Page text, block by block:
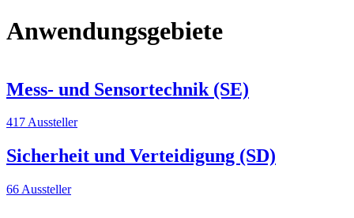
Anwendungsgebiete
Mess- und Sensortechnik (SE)
417 Aussteller
Sicherheit und Verteidigung (SD)
66 Aussteller